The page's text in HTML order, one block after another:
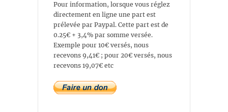
Pour information, lorsque vous réglez
directement en ligne une part est
prélevée par Paypal. Cette part est de
0.25€ + 3,4% par somme versée.
Exemple pour 10€ versés, nous
recevons 9,41€ ; pour 20€ versés, nous
recevons 19,07€ etc